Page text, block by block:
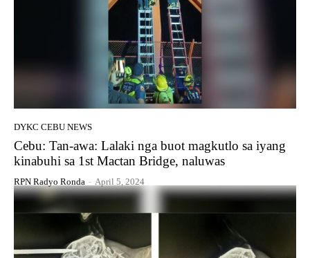
DYKC CEBU NEWS
Cebu: Tan-awa: Lalaki nga buot magkutlo sa iyang
kinabuhi sa 1st Mactan Bridge, naluwas
RPN Radyo Ronda - April 5, 2024